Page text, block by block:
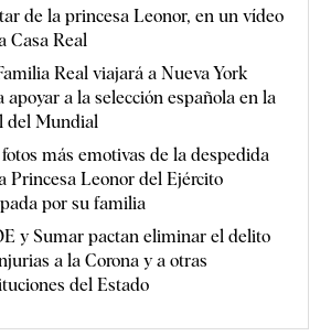
de la princesa Leonor, en un vídeo
Casa Real
Real viajará a Nueva York
apoyar a la selección española en la
del Mundial
más emotivas de la despedida
Princesa Leonor del Ejército
por su familia
y Sumar pactan eliminar el delito
a la Corona y a otras
del Estado